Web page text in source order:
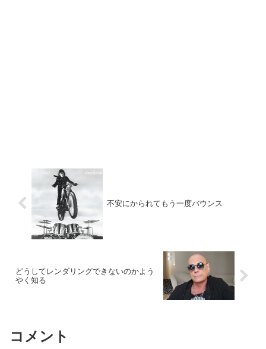
不安にかられてもう一度バウンス
どうしてレンダリングできないのかよう
やく知る
コメント